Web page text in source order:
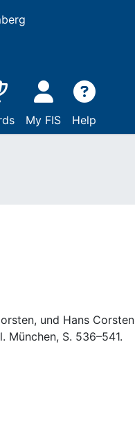
My FIS Help
und Hans Corsten
München, S. 536–541.